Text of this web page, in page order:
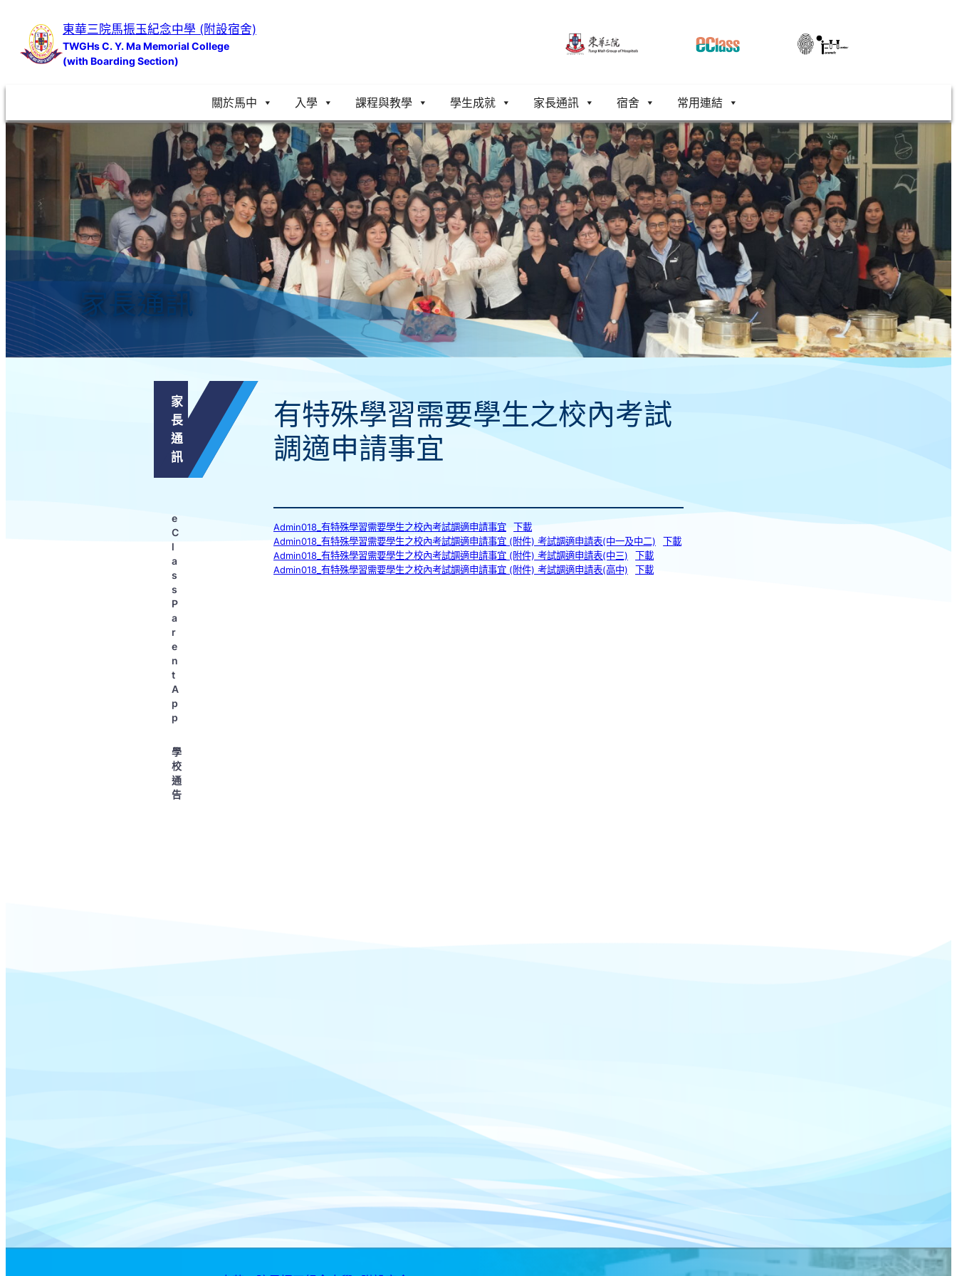
內
東華三院馬振玉紀念中學 (附設宿舍)
TWGHs C. Y. Ma Memorial College
(with Boarding Section)
關於馬中 入學 課程與教學 學生成就 家長通訊 宿舍 常用連結
家長通訊
家
長
通
訊
e
C
l
a
s
s
P
a
r
e
n
t
A
p
p
學
校
通
告
有特殊學習需要學生之校內考試
調適申請事宜
Admin018_有特殊學習需要學生之校內考試調適申請事宜
下載
Admin018_有特殊學習需要學生之校內考試調適申請事宜 (附件) 考試調適申請表(中一及中二)
下載
Admin018_有特殊學習需要學生之校內考試調適申請事宜 (附件) 考試調適申請表(中三)
下載
Admin018_有特殊學習需要學生之校內考試調適申請事宜 (附件) 考試調適申請表(高中)
下載